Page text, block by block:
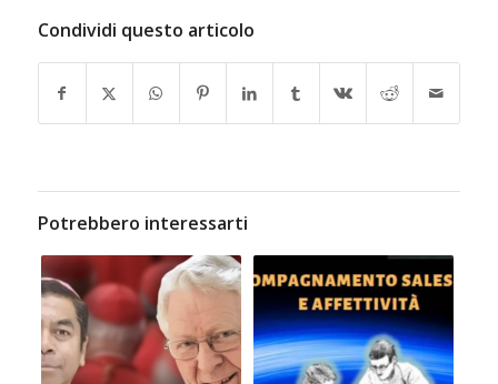
Condividi questo articolo
Potrebbero interessarti